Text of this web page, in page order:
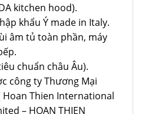
kitchen hood).
khẩu Ý made in Italy.
âm tủ toàn phần, máy
chuẩn châu Âu).
công ty Thương Mại
Hoan Thien International
– HOAN THIEN